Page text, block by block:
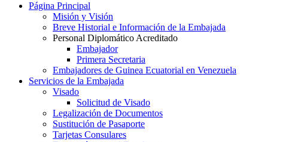
Página Principal
Misión y Visión
Breve Historial e Información de la Embajada
Personal Diplomático Acreditado
Embajador
Primera Secretaria
Embajadores de Guinea Ecuatorial en Venezuela
Servicios de la Embajada
Visado
Solicitud de Visado
Legalización de Documentos
Sustitución de Pasaporte
Tarjetas Consulares